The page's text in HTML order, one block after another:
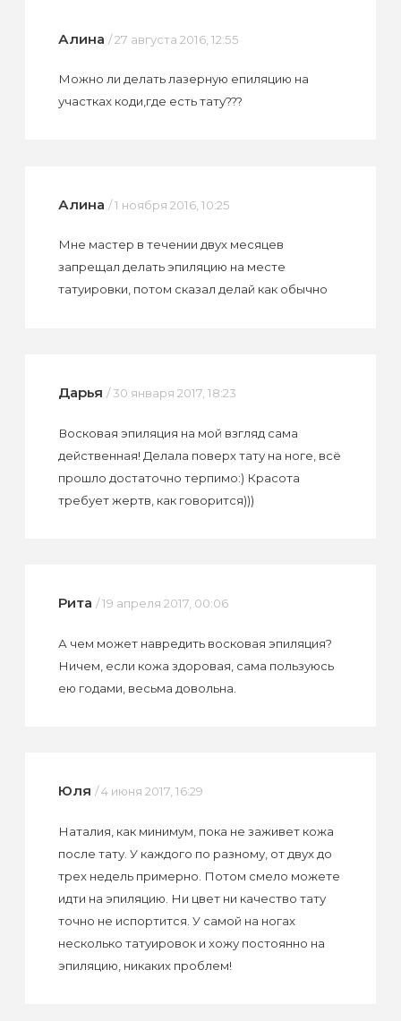
Алина / 27 августа 2016, 12:55
Можно ли делать лазерную епиляцию на
участках коди,где есть тату???
Алина / 1 ноября 2016, 10:25
Мне мастер в течении двух месяцев
запрещал делать эпиляцию на месте
татуировки, потом сказал делай как обычно
Дарья / 30 января 2017, 18:23
Восковая эпиляция на мой взгляд сама
действенная! Делала поверх тату на ноге, всё
прошло достаточно терпимо:) Красота
требует жертв, как говорится)))
Рита / 19 апреля 2017, 00:06
А чем может навредить восковая эпиляция?
Ничем, если кожа здоровая, сама пользуюсь
ею годами, весьма довольна.
Юля / 4 июня 2017, 16:29
Наталия, как минимум, пока не заживет кожа
после тату. У каждого по разному, от двух до
трех недель примерно. Потом смело можете
идти на эпиляцию. Ни цвет ни качество тату
точно не испортится. У самой на ногах
несколько татуировок и хожу постоянно на
эпиляцию, никаких проблем!